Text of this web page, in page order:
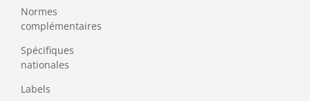
Normes
complémentaires
Spécifiques
nationales
Labels